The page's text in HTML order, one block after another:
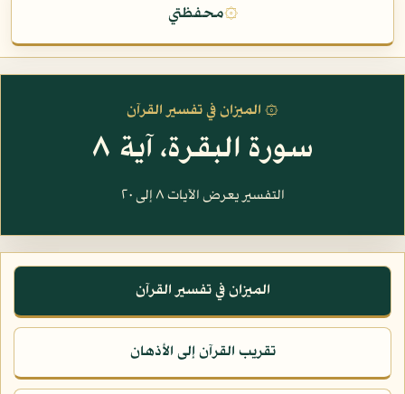
۞محفظتي
۞ الميزان في تفسير القرآن
سورة البقرة، آية ٨
التفسير يعرض الآيات ٨ إلى ٢٠
الميزان في تفسير القرآن
تقريب القرآن إلى الأذهان